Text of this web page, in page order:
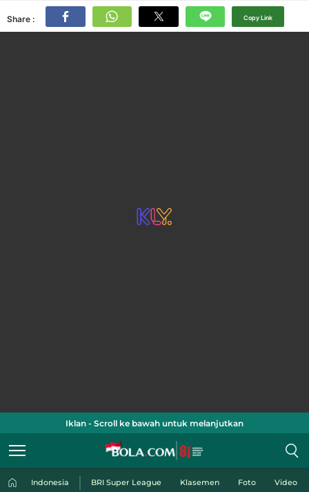
Share : Copy Link
Iklan - Scroll ke bawah untuk melanjutkan
Indonesia BRI Super League Klasemen Foto Video